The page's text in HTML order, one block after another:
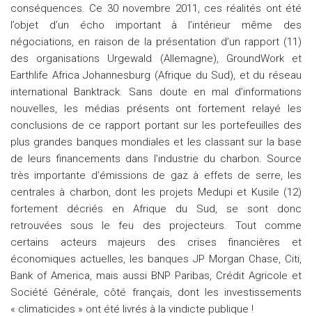
conséquences. Ce 30 novembre 2011, ces réalités ont été
l’objet d’un écho important à l’intérieur même des
négociations, en raison de la présentation d’un rapport (11)
des organisations Urgewald (Allemagne), GroundWork et
Earthlife Africa Johannesburg (Afrique du Sud), et du réseau
international Banktrack. Sans doute en mal d’informations
nouvelles, les médias présents ont fortement relayé les
conclusions de ce rapport portant sur les portefeuilles des
plus grandes banques mondiales et les classant sur la base
de leurs financements dans l’industrie du charbon. Source
très importante d’émissions de gaz à effets de serre, les
centrales à charbon, dont les projets Medupi et Kusile (12)
fortement décriés en Afrique du Sud, se sont donc
retrouvées sous le feu des projecteurs. Tout comme
certains acteurs majeurs des crises financières et
économiques actuelles, les banques JP Morgan Chase, Citi,
Bank of America, mais aussi BNP Paribas, Crédit Agricole et
Société Générale, côté français, dont les investissements
« climaticides » ont été livrés à la vindicte publique !